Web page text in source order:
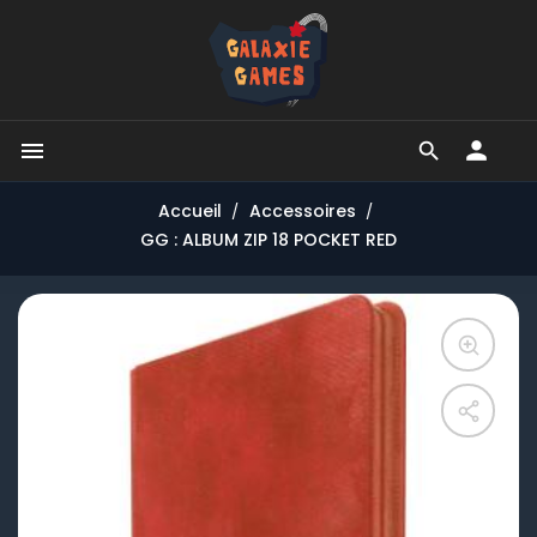


Accueil
Accessoires
GG : ALBUM ZIP 18 POCKET RED